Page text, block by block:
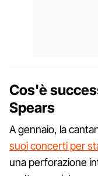
Cos'è
Spears
A gennaio, la
suoi concerti per
una perforazione